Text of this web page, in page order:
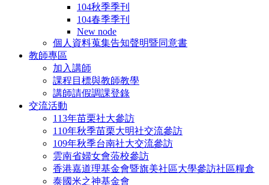
104秋季季刊
104春季季刊
New node
個人資料蒐集告知聲明暨同意書
教師專區
加入講師
課程目標與教師教學
講師請假調課登錄
交流活動
113年苗栗社大參訪
110年秋季苗栗大明社交流參訪
109年秋季台南社大交流參訪
雲南省婦女會蒞校參訪
香港嘉道理基金會暨旗美社區大學參訪社區糧倉
泰國米之神基金會